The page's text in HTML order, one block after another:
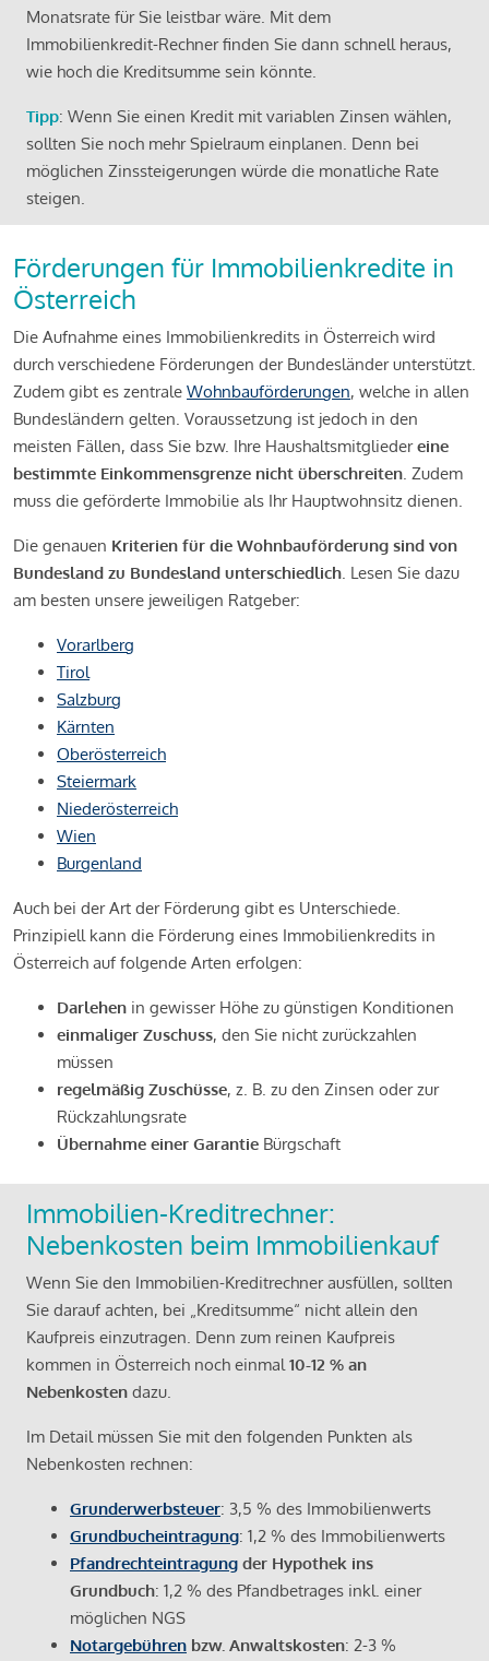
Monatsrate für Sie leistbar wäre. Mit dem
Immobilienkredit-Rechner finden Sie dann schnell heraus,
wie hoch die Kreditsumme sein könnte.
Tipp: Wenn Sie einen Kredit mit variablen Zinsen wählen,
sollten Sie noch mehr Spielraum einplanen. Denn bei
möglichen Zinssteigerungen würde die monatliche Rate
steigen.
Förderungen für Immobilienkredite in
Österreich
Die Aufnahme eines Immobilienkredits in Österreich wird
durch verschiedene Förderungen der Bundesländer unterstützt.
Zudem gibt es zentrale Wohnbauförderungen, welche in allen
Bundesländern gelten. Voraussetzung ist jedoch in den
meisten Fällen, dass Sie bzw. Ihre Haushaltsmitgliedereine
bestimmte Einkommensgrenze nicht überschreiten. Zudem
muss die geförderte Immobilie als Ihr Hauptwohnsitz dienen.
Die genauen Kriterien für die Wohnbauförderung sind von
Bundesland zu Bundesland unterschiedlich. Lesen Sie dazu
am besten unsere jeweiligen Ratgeber:
Vorarlberg
Tirol
Salzburg
Kärnten
Oberösterreich
Steiermark
Niederösterreich
Wien
Burgenland
Auch bei der Art der Förderung gibt es Unterschiede.
Prinzipiell kann die Förderung eines Immobilienkredits in
Österreich auf folgende Arten erfolgen:
Darlehen in gewisser Höhe zu günstigen Konditionen
einmaliger Zuschuss, den Sie nicht zurückzahlen
müssen
regelmäßig Zuschüsse, z. B. zu den Zinsen oder zur
Rückzahlungsrate
Übernahme einer Garantie Bürgschaft
Immobilien-Kreditrechner:
Nebenkosten beim Immobilienkauf
Wenn Sie den Immobilien-Kreditrechner ausfüllen, sollten
Sie darauf achten, bei „Kreditsumme“ nicht allein den
Kaufpreis einzutragen. Denn zum reinen Kaufpreis
kommen in Österreich noch einmal10-12 % an
Nebenkosten dazu.
Im Detail müssen Sie mit den folgenden Punkten als
Nebenkosten rechnen:
Grunderwerbsteuer: 3,5 % des Immobilienwerts
Grundbucheintragung: 1,2 % des Immobilienwerts
Pfandrechteintragung der Hypothek ins
Grundbuch: 1,2 % des Pfandbetrages inkl. einer
möglichen NGS
Notargebühren bzw. Anwaltskosten: 2-3 %